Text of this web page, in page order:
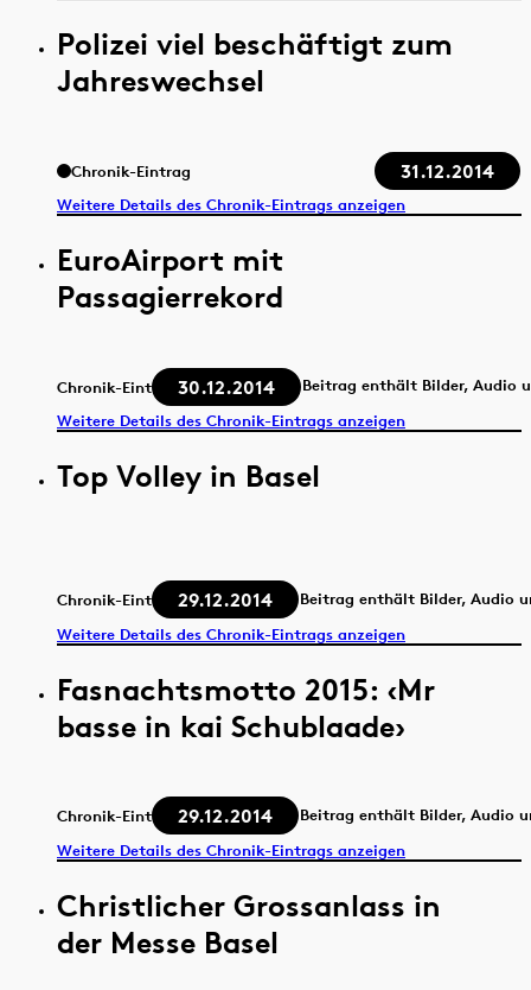
Polizei viel beschäftigt zum
Jahreswechsel
Chronik-Eintrag 31.12.2014
Weitere Details des Chronik-Eintrags anzeigen
EuroAirport mit
Passagierrekord
Chronik-Eintrag 30.12.2014
Beitrag enthält Bilder, Audio
Weitere Details des Chronik-Eintrags anzeigen
Top Volley in Basel
Chronik-Eintrag 29.12.2014
Beitrag enthält Bilder, Audio
Weitere Details des Chronik-Eintrags anzeigen
Fasnachtsmotto 2015: ‹Mr
basse in kai Schublaade›
Chronik-Eintrag 29.12.2014
Beitrag enthält Bilder, Audio
Weitere Details des Chronik-Eintrags anzeigen
Christlicher Grossanlass in
der Messe Basel